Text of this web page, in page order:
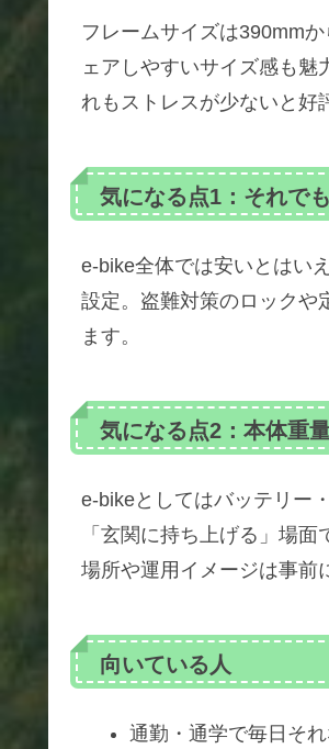
フレームサイズは390mm
ェアしやすいサイズ感も
れもストレスが少ないと好
気になる点1：それで
e-bike全体では安いとはい
設定。盗難対策のロックや
ます。
気になる点2：本体重
e-bikeとしてはバッテリー
「玄関に持ち上げる」場
場所や運用イメージは事前
向いている人
通勤・通学で毎日そ